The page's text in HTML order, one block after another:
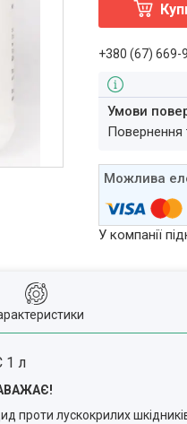
+380 (67) 669-
У компанії
1 л
лускокрилих